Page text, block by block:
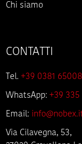
Chi siamo
CONTATTI
Tel. +39 0381
WhatsApp: +39 335
Email:
Via Cilavegna, 53,